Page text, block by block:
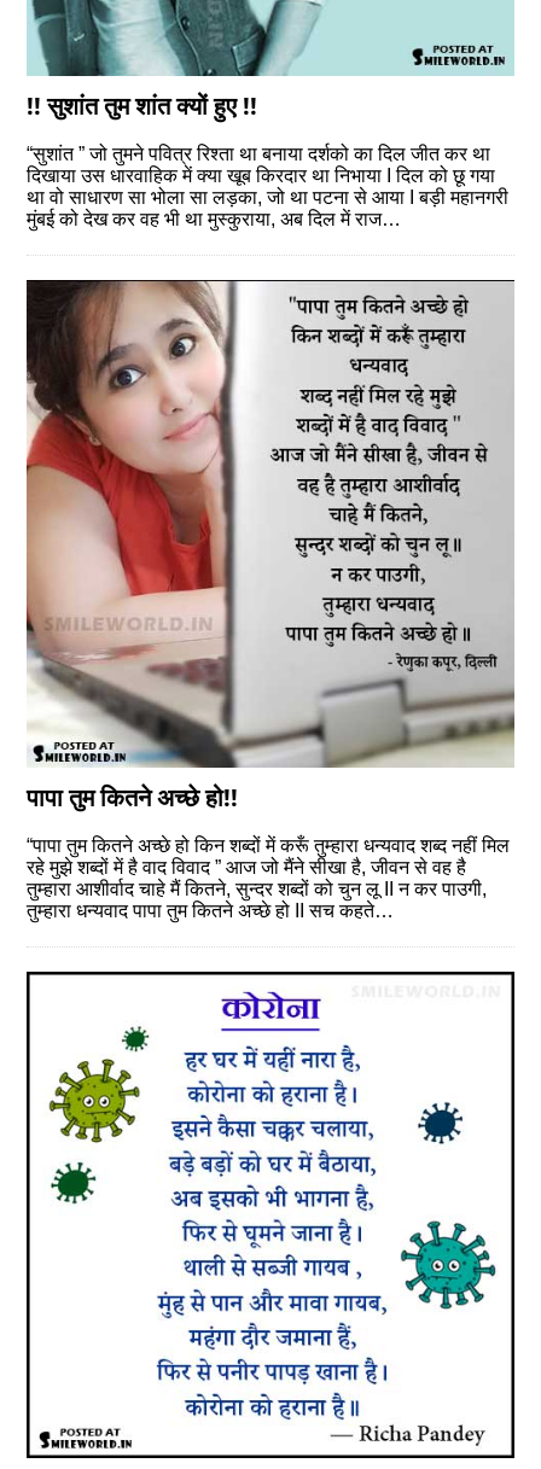
!! सुशांत तुम शांत क्यों हुए !!
“सुशांत ” जो तुमने पवित्र रिश्ता था बनाया दर्शको का दिल जीत कर था
दिखाया उस धारवाहिक में क्या खूब किरदार था निभाया I दिल को छू गया
था वो साधारण सा भोला सा लड़का, जो था पटना से आया I बड़ी महानगरी
मुंबई को देख कर वह भी था मुस्कुराया, अब दिल में राज…
पापा तुम कितने अच्छे हो!!
“पापा तुम कितने अच्छे हो किन शब्दों में करूँ तुम्हारा धन्यवाद शब्द नहीं मिल
रहे मुझे शब्दों में है वाद विवाद ” आज जो मैंने सीखा है, जीवन से वह है
तुम्हारा आशीर्वाद चाहे मैं कितने, सुन्दर शब्दों को चुन लू II न कर पाउगी,
तुम्हारा धन्यवाद पापा तुम कितने अच्छे हो II सच कहते…